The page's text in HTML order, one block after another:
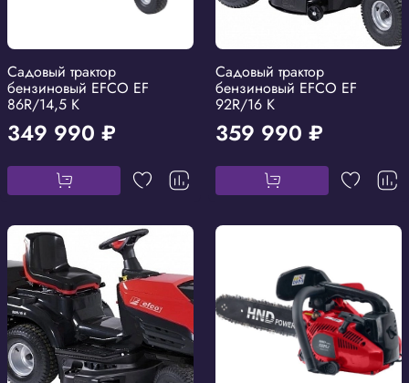
Садовый трактор
бензиновый EFCO EF
86R/14,5 K
349 990 ₽
Садовый трактор
бензиновый EFCO EF
92R/16 K
359 990 ₽